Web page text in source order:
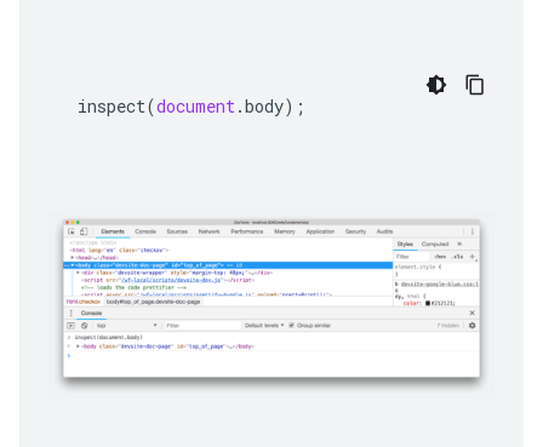
inspect(document .body);